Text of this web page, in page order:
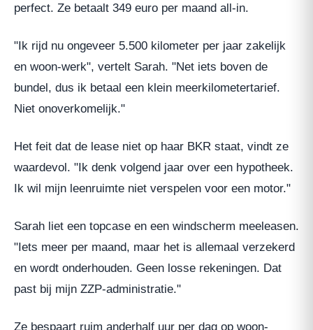
perfect. Ze betaalt 349 euro per maand all-in.
"Ik rijd nu ongeveer 5.500 kilometer per jaar zakelijk
en woon-werk", vertelt Sarah. "Net iets boven de
bundel, dus ik betaal een klein meerkilometertarief.
Niet onoverkomelijk."
Het feit dat de lease niet op haar BKR staat, vindt ze
waardevol. "Ik denk volgend jaar over een hypotheek.
Ik wil mijn leenruimte niet verspelen voor een motor."
Sarah liet een topcase en een windscherm meeleasen.
"Iets meer per maand, maar het is allemaal verzekerd
en wordt onderhouden. Geen losse rekeningen. Dat
past bij mijn ZZP-administratie."
Ze bespaart ruim anderhalf uur per dag op woon-